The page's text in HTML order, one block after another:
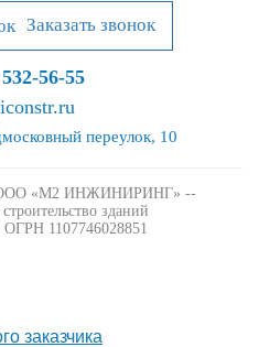
Заказать звонок
56-55
переулок, 10
«М2 ИНЖИНИРИНГ» --
зданий
1107746028851
заказчика